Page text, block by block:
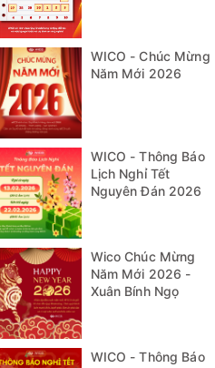
WICO - Chúc Mừng
Năm Mới 2026
WICO - Thông Báo
Lịch Nghỉ Tết
Nguyên Đán 2026
Wico Chúc Mừng
Năm Mới 2026 -
Xuân Bính Ngọ
WICO - Thông Báo